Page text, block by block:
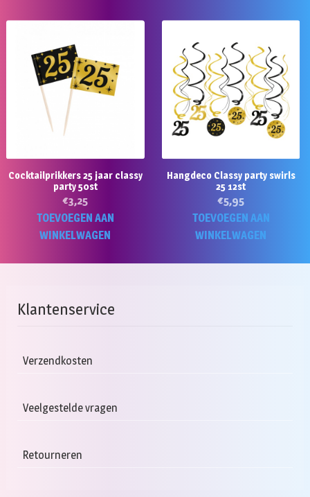
Cocktailprikkers 25 jaar classy
party 50st
€3,25
TOEVOEGEN AAN
WINKELWAGEN
Hangdeco Classy party swirls
25 12st
€5,95
TOEVOEGEN AAN
WINKELWAGEN
Klantenservice
Verzendkosten
Veelgestelde vragen
Retourneren